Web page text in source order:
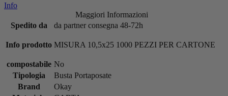
Info
Maggiori Informazioni
Spedito da
da partner consegna 48-72h
Info prodotto MISURA 10,5x25 1000 PEZZI PER CARTONE
compostabile No
Tipologia
Busta Portaposate
Brand
Okay